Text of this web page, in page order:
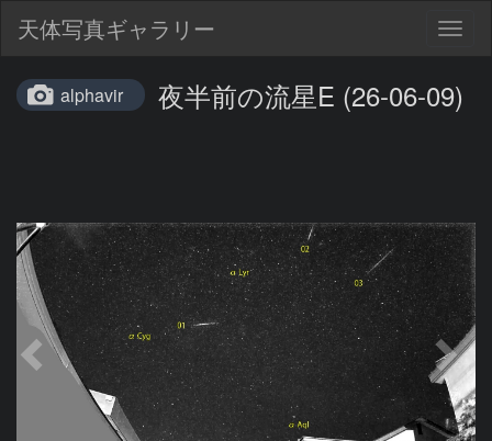
天体写真ギャラリー
alphavir 夜半前の流星E (26-06-09)